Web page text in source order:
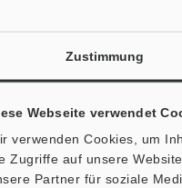
Zustimmung
Webseite verwendet
verwenden Cookies, um
Zugriffe auf unsere
Partner für soziale
―
Circa 55 g
Empfindlichkeit